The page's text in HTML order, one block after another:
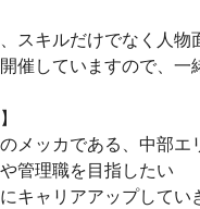
スキルだけでなく人物
催していますので、⼀
メッカである、中部エ
管理職を目指したい
キャリアアップしてい